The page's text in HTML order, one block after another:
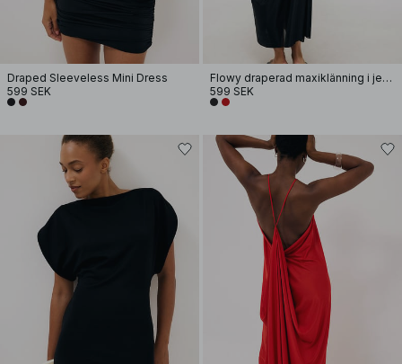
Draped Sleeveless Mini Dress
599 SEK
Flowy draperad maxiklänning i jersey
599 SEK